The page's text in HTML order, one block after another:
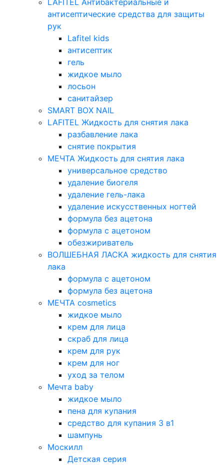
антисептические средства для защиты
рук
Lafitel kids
антисептик
гель
жидкое мыло
лосьон
санитайзер
SMART BOX NAIL
LAFITEL Жидкость для снятия лака
разбавление лака
снятие покрытия
МЕЧТА Жидкость для снятия лака
универсальное средство
удаление биогеля
удаление гель-лака
удаление искусственных ногтей
формула без ацетона
формула с ацетоном
обезжириватель
ВОЛШЕБНАЯ ЛАСКА жидкость для снятия
лака
формула с ацетоном
формула без ацетона
МЕЧТА cosmetics
жидкое мыло
крем для лица
скраб для лица
крем для рук
крем для ног
уход за телом
Мечта baby
жидкое мыло
пена для купания
средство для купания 3 в1
шампунь
Москилл
Детская серия